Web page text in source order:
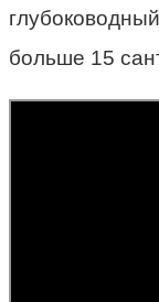
больше 15